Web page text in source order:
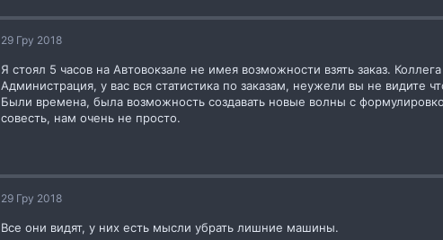
29 Гру 2018
Я стоял 5 часов на Автовокзале не имея возможности взять заказ.
Администрация, у вас вся статистика по заказам, неужели вы не
Были времена, была возможность создавать новые волны с
совесть, нам очень не просто.
29 Гру 2018
Все они видят, у них есть мысли убрать лишние машины.